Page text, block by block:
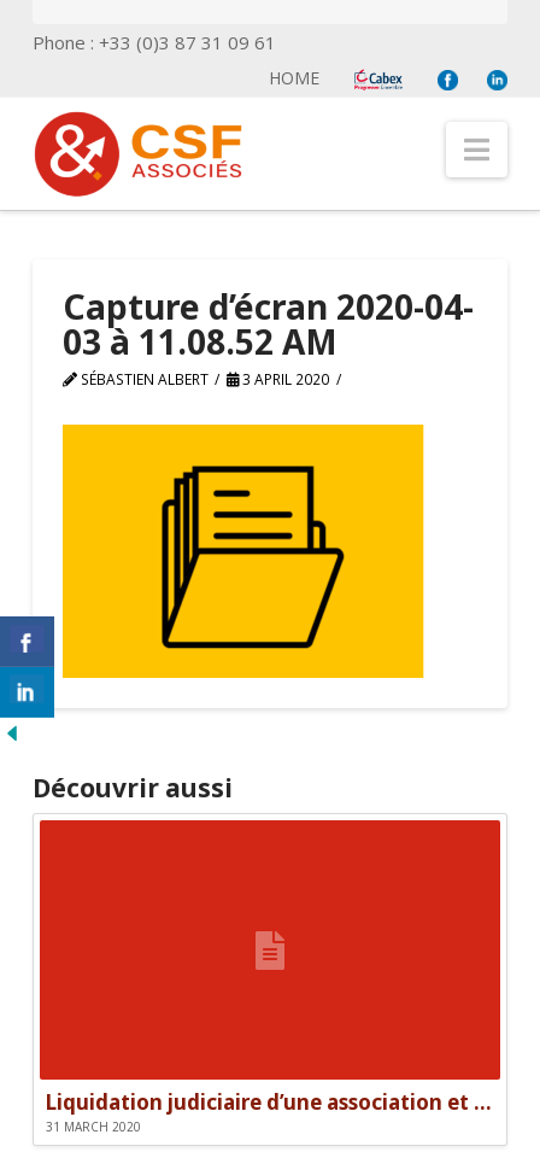
Phone : +33 (0)3 87 31 09 61
HOME
Capture d’écran 2020-04-
03 à 11.08.52 AM
SÉBASTIEN ALBERT 3 APRIL 2020
Découvrir aussi
Liquidation judiciaire d’une association et responsabilité des dirigeants
31 MARCH 2020